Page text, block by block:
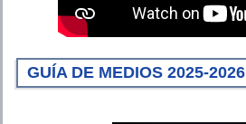
GUÍA DE MEDIOS 2025-2026